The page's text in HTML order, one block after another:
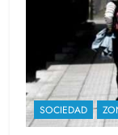
SOCIEDAD